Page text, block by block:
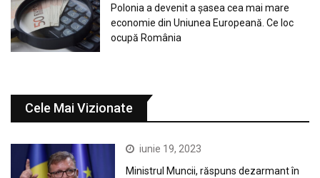
Polonia a devenit a șasea cea mai mare
economie din Uniunea Europeană. Ce loc
ocupă România
Cele Mai Vizionate
iunie 19, 2023
Ministrul Muncii, răspuns dezarmant în